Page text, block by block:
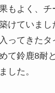
もよく、チ
けていまし
ってきたタ
て鈴鹿8耐
した。